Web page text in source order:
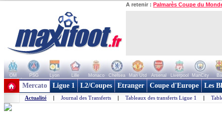
A retenir : Palmarès Coupe du
OM PSG Lyon Lille Monaco Chelsea Man Utd Arsenal Liverpool ManCity
+ de clubs
Mercato Ligue 1 L2/Coupes Etranger Coupe d'Europe Les
Actualité | Journal des Transferts | Tableaux des transferts Ligue 1 |